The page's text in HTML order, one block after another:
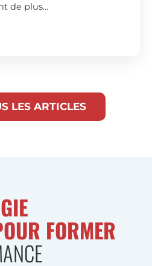
de plus…
LES ARTICLES
FORMER